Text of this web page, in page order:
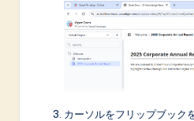
カーソルをフリップブック